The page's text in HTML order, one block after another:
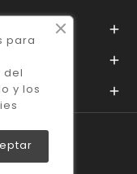



Team
para
del
y los